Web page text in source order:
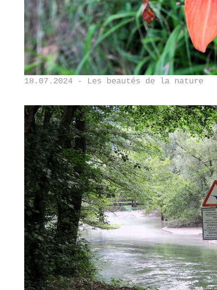
18.07.2024 - Les beautés de la nature